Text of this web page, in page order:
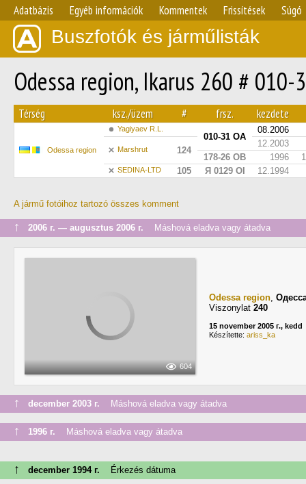
Adatbázis Egyéb információk Kommentek Frissítések Súgó
Buszfotók és járműlisták
Odessa region, Ikarus 260 #
Térség ksz./üzem # frsz. kezdete
Odessa region
Yagiyaev R.L.
010-31 ОА
08.2006
Marshrut 124
12.2003
178-26 ОВ
1996
SEDINA-LTD 105 Я 0129 ОІ 12.1994
A jármű fotóihoz tartozó összes komment
↑ 2006 г. — augusztus 2006 г. Máshová eladva vagy átadva
604
Odessa region,
Viszonylat 240
15 november 2005 г., kedd
Készítette: ariss_ka
↑ december 2003 г. Máshová eladva vagy átadva
↑ 1996 г. Máshová eladva vagy átadva
↑ december 1994 г. Érkezés dátuma